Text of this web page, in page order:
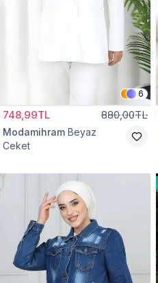
6
748,99TL 880,00TL
Modamihram Beyaz
Ceket